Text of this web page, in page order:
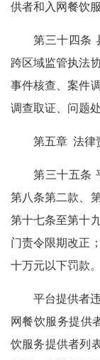
供者和入网餐饮
第三十四条
跨区域监管执法
事件核查、案件
调查取证、问题
第五章 法律
第三十五条
第八条第二款、
第十七条至第十
门责令限期改正
十万元以下罚款。
平台提供者
网餐饮服务提供
饮服务提供者列